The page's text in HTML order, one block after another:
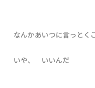
なんかあいつに言っとく
いや、 いいんだ